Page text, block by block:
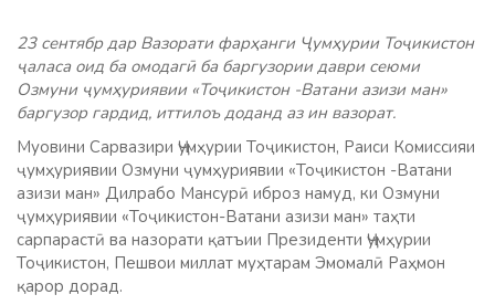
23 сентябр дар Вазорати фарҳанги Ҷумҳурии Тоҷикистон
ҷаласа оид ба омодагӣ ба баргузории даври сеюми
Озмуни ҷумҳуриявии «Тоҷикистон -Ватани азизи ман»
баргузор гардид, иттилоъ доданд аз ин вазорат.
Муовини Сарвазири Ҷумҳурии Тоҷикистон, Раиси Комиссияи
ҷумҳуриявии Озмуни ҷумҳуриявии «Тоҷикистон -Ватани
азизи ман» Дилрабо Мансурӣ иброз намуд, ки Озмуни
ҷумҳуриявии «Тоҷикистон-Ватани азизи ман» таҳти
сарпарастӣ ва назорати қатъии Президенти Ҷумҳурии
Тоҷикистон, Пешвои миллат муҳтарам Эмомалӣ Раҳмон
қарор дорад.